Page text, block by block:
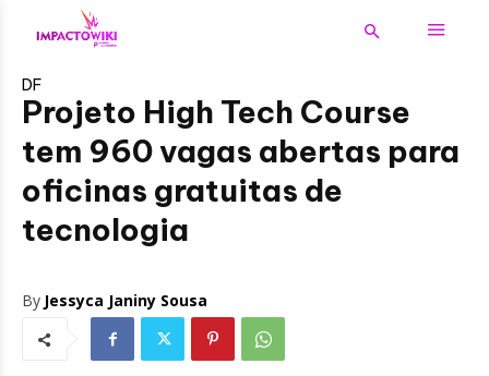
DF
Projeto High Tech Course
tem 960 vagas abertas para
oficinas gratuitas de
tecnologia
By Jessyca Janiny Sousa